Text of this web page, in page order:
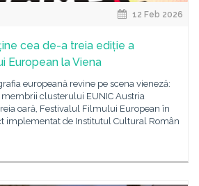
12 Feb 2026
cea de-a treia ediție a
European la Viena
europeană revine pe scena vieneză:
clusterului EUNIC Austria
oară, Festivalul Filmului European în
implementat de Institutul Cultural Român